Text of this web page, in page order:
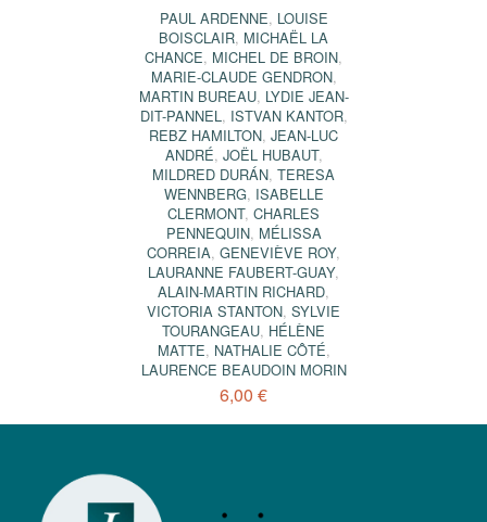
PAUL ARDENNE, LOUISE
BOISCLAIR, MICHAËL LA
CHANCE, MICHEL DE BROIN,
MARIE-CLAUDE GENDRON,
MARTIN BUREAU, LYDIE JEAN-
DIT-PANNEL, ISTVAN KANTOR,
REBZ HAMILTON, JEAN-LUC
ANDRÉ, JOËL HUBAUT,
MILDRED DURÁN, TERESA
WENNBERG, ISABELLE
CLERMONT, CHARLES
PENNEQUIN, MÉLISSA
CORREIA, GENEVIÈVE ROY,
LAURANNE FAUBERT-GUAY,
ALAIN-MARTIN RICHARD,
VICTORIA STANTON, SYLVIE
TOURANGEAU, HÉLÈNE
MATTE, NATHALIE CÔTÉ,
LAURENCE BEAUDOIN MORIN
6,00 €